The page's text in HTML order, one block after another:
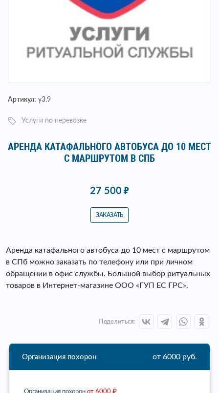
Артикул: у3.9
Услуги по перевозке
АРЕНДА КАТАФАЛЬНОГО АВТОБУСА ДО 10 МЕСТ
С МАРШРУТОМ В СПБ
27 500
ЗАКАЗАТЬ
Аренда катафального автобуса до 10 мест с маршрутом
в СПб можно заказать по телефону или при личном
обращении в офис службы. Большой выбор ритуальных
товаров в Интернет-магазине ООО «ГУП ЕС ГРС».
Поделиться:
Организация похорон от 6000 руб.